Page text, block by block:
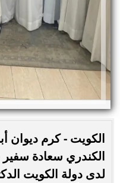
الكويت - كرم ديوان
الكندري سعادة سفير
لدى دولة الكويت